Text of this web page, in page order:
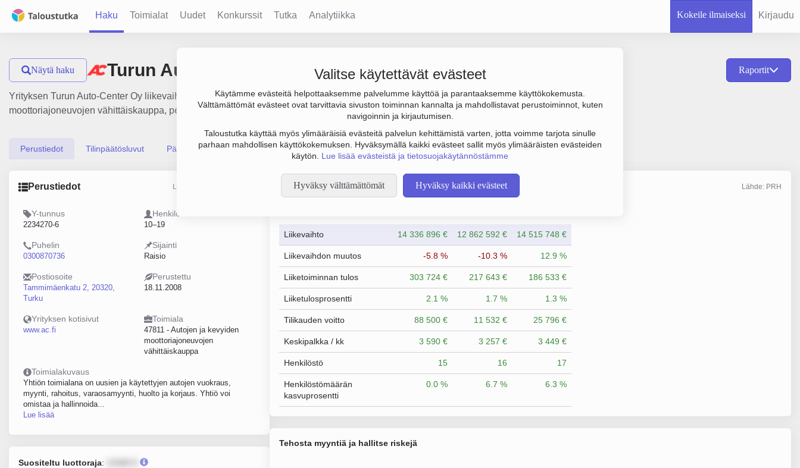
Haku Toimialat Uudet Konkurssit Tutka Analytiikka Kokeile ilmaiseksi Kirjaudu
Valitse käytettävät evästeet
Käytämme evästeitä helpottaaksemme palvelumme käyttöä ja parantaaksemme käyttökokemusta.
Välttämättömät evästeet ovat tarvittavia sivuston toiminnan kannalta ja mahdollistavat perustoiminnot, kuten
navigoinnin ja kirjautumisen.
Taloustutka käyttää myös ylimääräisiä evästeitä palvelun kehittämistä varten, jotta voimme tarjota sinulle
parhaan mahdollisen käyttökokemuksen. Hyväksymällä kaikki evästeet sallit myös ylimääräisten evästeiden
käytön. Lue lisää evästeistä ja tietosuojakäytännöstämme
Hyväksy välttämättömät Hyväksy kaikki evästeet
Näytä haku Turun Auto-Center Oy Raportit
Yrityksen Turun Auto-Center Oy liikevaihto on 14.5 milj. €, tulos 187 000 € ja henkilöstömäärä 17. Sen päätoimiala on Autojen ja kevyiden
moottoriajoneuvojen vähittäiskauppa, perustamisvuosi 2008 ja sijainti Raisio. Yrityksen yhtiömuoto Osakeyhtiö (OY).
Perustiedot Tilinpäätösluvut Päättäjätiedot
Perustiedot Lähde: YTJ, PRH, Traficom
Y-tunnus
2234270-6
Henkilöstömäärä
10–19
Puhelin
0300870736
Sijainti
Raisio
Postiosoite
Tammimäenkatu 2, 20320,
Turku
Perustettu
18.11.2008
Yrityksen kotisivut
www.ac.fi
Toimiala
47811 - Autojen ja kevyiden
moottoriajoneuvojen
vähittäiskauppa
Toimialakuvaus
Yhtiön toimialana on uusien ja käytettyjen autojen vuokraus,
myynti, rahoitus, varaosamyynti, huolto ja korjaus. Yhtiö voi
omistaa ja hallinnoida...
Lue lisää
Suositeltu luottoraja:
Taloustiedot Lähde: PRH
Liikevaihto 14 336 896 € 12 862 592 € 14 515 748 €
Liikevaihdon muutos -5.8 % -10.3 % 12.9 %
Liiketoiminnan tulos 303 724 € 217 643 € 186 533 €
Liiketulosprosentti 2.1 % 1.7 % 1.3 %
Tilikauden voitto 88 500 € 11 532 € 25 796 €
Keskipalkka / kk 3 590 € 3 257 € 3 449 €
Henkilöstö 15 16 17
Henkilöstömäärän
kasvuprosentti
0.0 % 6.7 % 6.3 %
Tehosta myyntiä ja hallitse riskejä